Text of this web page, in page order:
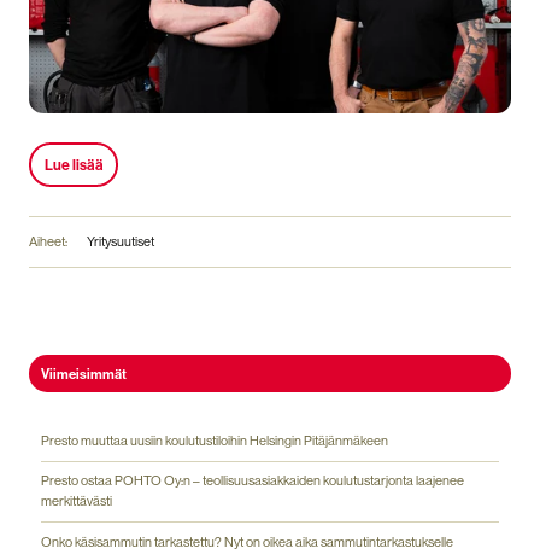
Lue lisää
Aiheet: Yritysuutiset
Viimeisimmät
Presto muuttaa uusiin koulutustiloihin Helsingin Pitäjänmäkeen
Presto ostaa POHTO Oy:n – teollisuusasiakkaiden koulutustarjonta laajenee
merkittävästi
Onko käsisammutin tarkastettu? Nyt on oikea aika sammutintarkastukselle